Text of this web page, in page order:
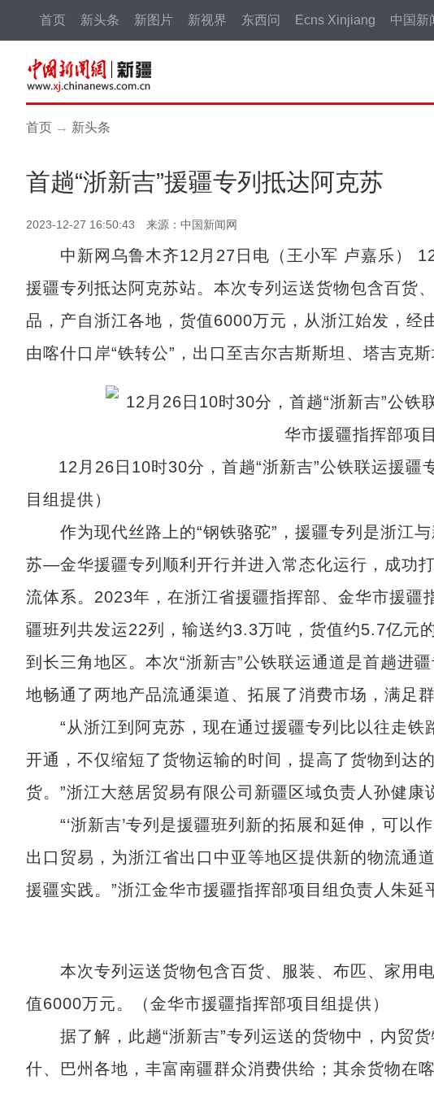
首页 新头条 新图片 新视界 东西问 Ecns Xinjiang 中国新
首页 → 新头条
首趟“浙新吉”援疆专列抵达阿克苏
2023-12-27 16:50:43 来源：中国新闻网
中新网乌鲁木齐12月27日电（王小军 卢嘉乐） 12
援疆专列抵达阿克苏站。本次专列运送货物包含百货
品，产自浙江各地，货值6000万元，从浙江始发，经
由喀什口岸“铁转公”，出口至吉尔吉斯斯坦、塔吉克斯
12月26日10时30分，首趟“浙新吉”公铁联运援
目组提供）
作为现代丝路上的“钢铁骆驼”，援疆专列是浙江与
苏—金华援疆专列顺利开行并进入常态化运行，成功
流体系。2023年，在浙江省援疆指挥部、金华市援疆
疆班列共发运22列，输送约3.3万吨，货值约5.7亿元
到长三角地区。本次“浙新吉”公铁联运通道是首趟进
地畅通了两地产品流通渠道、拓展了消费市场，满足群
“从浙江到阿克苏，现在通过援疆专列比以往走铁
开通，不仅缩短了货物运输的时间，提高了货物到达
货。”浙江大慈居贸易有限公司新疆区域负责人孙健康
“‘浙新吉’专列是援疆班列新的拓展和延伸，可以
出口贸易，为浙江省出口中亚等地区提供新的物流通
援疆实践。”浙江金华市援疆指挥部项目组负责人朱延
本次专列运送货物包含百货、服装、布匹、家用
值6000万元。（金华市援疆指挥部项目组提供）
据了解，此趟“浙新吉”专列运送的货物中，内贸货
什、巴州各地，丰富南疆群众消费供给；其余货物在